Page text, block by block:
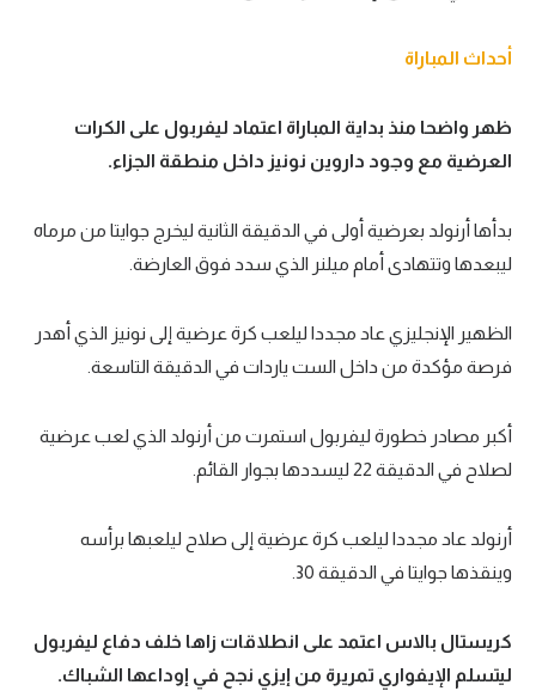
أحداث المباراة
ظهر واضحا منذ بداية المباراة اعتماد ليفربول على الكرات
العرضية مع وجود داروين نونيز داخل منطقة الجزاء.
بدأها أرنولد بعرضية أولى في الدقيقة الثانية ليخرج جوايتا من مرماه
ليبعدها وتتهادى أمام ميلنر الذي سدد فوق العارضة.
الظهير الإنجليزي عاد مجددا ليلعب كرة عرضية إلى نونيز الذي أهدر
فرصة مؤكدة من داخل الست ياردات في الدقيقة التاسعة.
أكبر مصادر خطورة ليفربول استمرت من أرنولد الذي لعب عرضية
لصلاح في الدقيقة 22 ليسددها بجوار القائم.
أرنولد عاد مجددا ليلعب كرة عرضية إلى صلاح ليلعبها برأسه
وينقذها جوايتا في الدقيقة 30.
كريستال بالاس اعتمد على انطلاقات زاها خلف دفاع ليفربول
ليتسلم الإيفواري تمريرة من إيزي نجح في إوداعها الشباك.